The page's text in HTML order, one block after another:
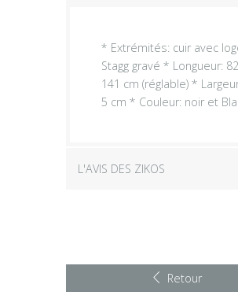
* Extrémités: cuir avec
Stagg gravé * Longueur:
141 cm (réglable) *
5 cm * Couleur: noir et
L'AVIS DES ZIKOS
Retour